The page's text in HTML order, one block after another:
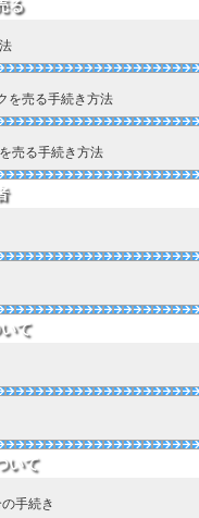
る
を売る手続き方法
売る手続き方法
て
いて
手続き